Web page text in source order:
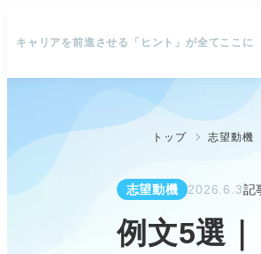
キャリアを前進させる「ヒント」が全てここに
トップ 志望動機
志望動機 2026.6.3記
例文5選